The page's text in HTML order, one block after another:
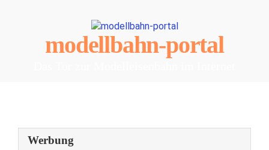
modellbahn-portal
Werbung